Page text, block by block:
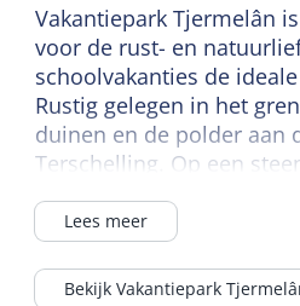
Sanitair
Badkamer begane grond
Separaat toilet
Douche
Tweede toilet
Vakantiepark Tjermelân
voor de rust- en
schoolvakanties de
Rustig gelegen in het
duinen en de polder aan
Terschelling. Op een
Waddenzee en de
Grote kans op een lekker
Lees meer
Bekijk Vakantiepark